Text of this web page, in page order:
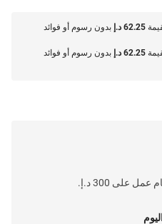
62.25 د.إ
بدون رسوم أو فوائد
62.25 د.إ
بدون رسوم أو فوائد